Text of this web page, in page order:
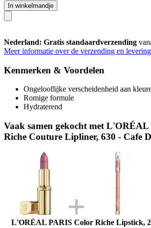
In winkelmandje
Nederland: Gratis standaardverzending
Meer informatie over de verzending en levering
Kenmerken & Voordelen
Ongelooflijke verscheidenheid aan
Romige formule
Hydraterend
Vaak samen gekocht met
Riche Couture Lipliner, 630 - Cafe
L'ORÉAL PARIS Color Riche Lipstick,